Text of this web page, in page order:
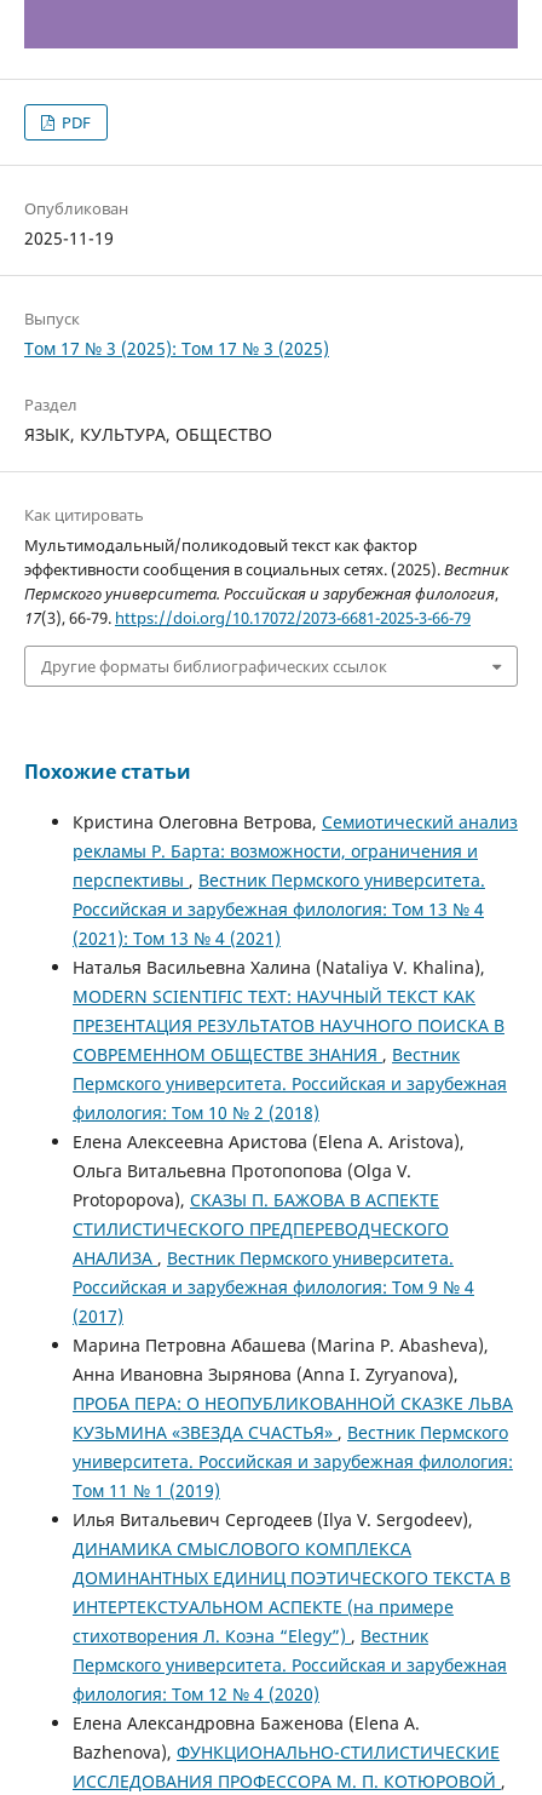
PDF
Опубликован
2025-11-19
Выпуск
Том 17 № 3 (2025): Том 17 № 3 (2025)
Раздел
ЯЗЫК, КУЛЬТУРА, ОБЩЕСТВО
Как цитировать
Мультимодальный/поликодовый текст как фактор
эффективности сообщения в социальных сетях. (2025).Вестник
Пермского университета. Российская и зарубежная филология,
17(3), 66-79. https://doi.org/10.17072/2073-6681-2025-3-66-79
Другие форматы библиографических ссылок
Похожие статьи
Кристина Олеговна Ветрова, Семиотический анализ
рекламы Р. Барта: возможности, ограничения и
перспективы , Вестник Пермского университета.
Российская и зарубежная филология: Том 13 № 4
(2021): Том 13 № 4 (2021)
Наталья Васильевна Халина (Nataliya V. Khalina),
MODERN SCIENTIFIC TEXT: НАУЧНЫЙ ТЕКСТ КАК
ПРЕЗЕНТАЦИЯ РЕЗУЛЬТАТОВ НАУЧНОГО ПОИСКА В
СОВРЕМЕННОМ ОБЩЕСТВЕ ЗНАНИЯ , Вестник
Пермского университета. Российская и зарубежная
филология: Том 10 № 2 (2018)
Елена Алексеевна Аристова (Elena A. Aristova),
Ольга Витальевна Протопопова (Olga V.
Protopopova), СКАЗЫ П. БАЖОВА В АСПЕКТЕ
СТИЛИСТИЧЕСКОГО ПРЕДПЕРЕВОДЧЕСКОГО
АНАЛИЗА , Вестник Пермского университета.
Российская и зарубежная филология: Том 9 № 4
(2017)
Марина Петровна Абашева (Marina P. Abasheva),
Анна Ивановна Зырянова (Anna I. Zyryanova),
ПРОБА ПЕРА: О НЕОПУБЛИКОВАННОЙ СКАЗКЕ ЛЬВА
КУЗЬМИНА «ЗВЕЗДА СЧАСТЬЯ» , Вестник Пермского
университета. Российская и зарубежная филология:
Том 11 № 1 (2019)
Илья Витальевич Сергодеев (Ilya V. Sergodeev),
ДИНАМИКА СМЫСЛОВОГО КОМПЛЕКСА
ДОМИНАНТНЫХ ЕДИНИЦ ПОЭТИЧЕСКОГО ТЕКСТА В
ИНТЕРТЕКСТУАЛЬНОМ АСПЕКТЕ (на примере
стихотворения Л. Коэна “Elegy”) , Вестник
Пермского университета. Российская и зарубежная
филология: Том 12 № 4 (2020)
Елена Александровна Баженова (Elena A.
Bazhenova), ФУНКЦИОНАЛЬНО-СТИЛИСТИЧЕСКИЕ
ИССЛЕДОВАНИЯ ПРОФЕССОРА М. П. КОТЮРОВОЙ ,